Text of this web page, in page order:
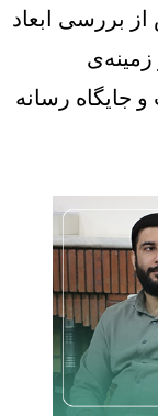
بررسی ابعاد
جایگاه رسانه